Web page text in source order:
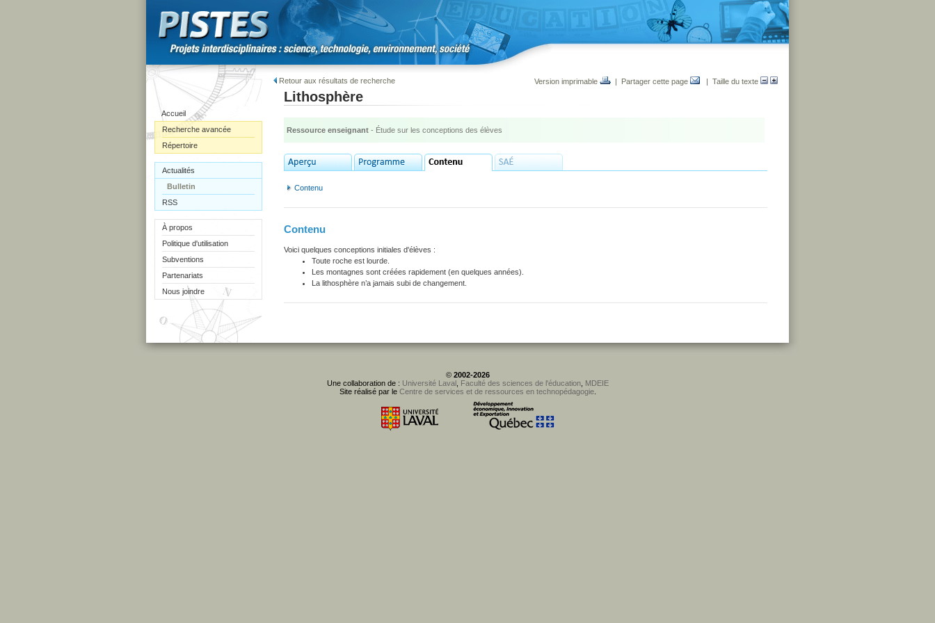
Accueil
Recherche avancée
Répertoire
Actualités
Bulletin
RSS
À propos
Politique d'utilisation
Subventions
Partenariats
Nous joindre
Retour aux résultats de recherche Version imprimable | Partager cette page | Taille du texte
Lithosphère
Ressource enseignant - Étude sur les conceptions des élèves
Contenu
Contenu
Voici quelques conceptions initiales d'élèves :
Toute roche est lourde.
Les montagnes sont créées rapidement (en quelques années).
La lithosphère n’a jamais subi de changement.
© 2002-2026
Une collaboration de : Université Laval, Faculté des sciences de l'éducation, MDEIE
Site réalisé par le Centre de services et de ressources en technopédagogie.